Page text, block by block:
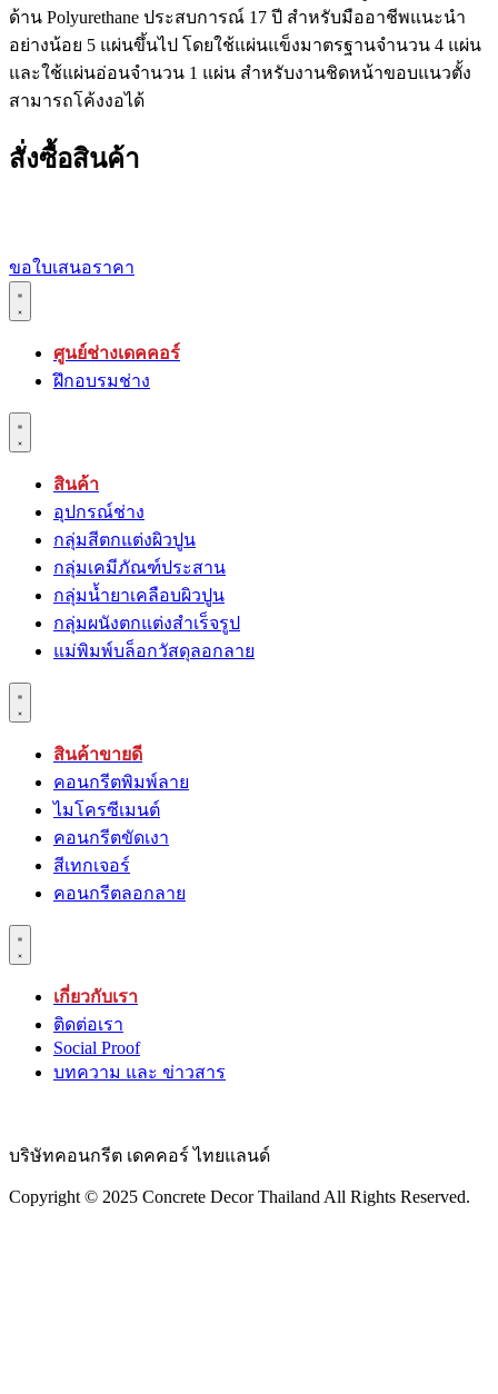
ด้าน Polyurethane ประสบการณ์ 17 ปี สำหรับมืออาชีพแนะนำ
อย่างน้อย 5 แผ่นขึ้นไป โดยใช้แผ่นแข็งมาตรฐานจำนวน 4 แผ่น
และใช้แผ่นอ่อนจำนวน 1 แผ่น สำหรับงานชิดหน้าขอบแนวตั้ง
สามารถโค้งงอได้
สั่งซื้อสินค้า
ขอใบเสนอราคา
ศูนย์ช่างเดคคอร์
ฝึกอบรมช่าง
สินค้า
อุปกรณ์ช่าง
กลุ่มสีตกแต่งผิวปูน
กลุ่มเคมีภัณฑ์ประสาน
กลุ่มนํ้ายาเคลือบผิวปูน
กลุ่มผนังตกแต่งสำเร็จรูป
แม่พิมพ์บล็อกวัสดุลอกลาย
สินค้าขายดี
คอนกรีตพิมพ์ลาย
ไมโครซีเมนต์
คอนกรีตขัดเงา
สีเทกเจอร์
คอนกรีตลอกลาย
เกี่ยวกับเรา
ติดต่อเรา
Social Proof
บทความ และ ข่าวสาร
บริษัทคอนกรีต เดคคอร์ ไทยแลนด์
Copyright © 2025 Concrete Decor Thailand All Rights Reserved.​